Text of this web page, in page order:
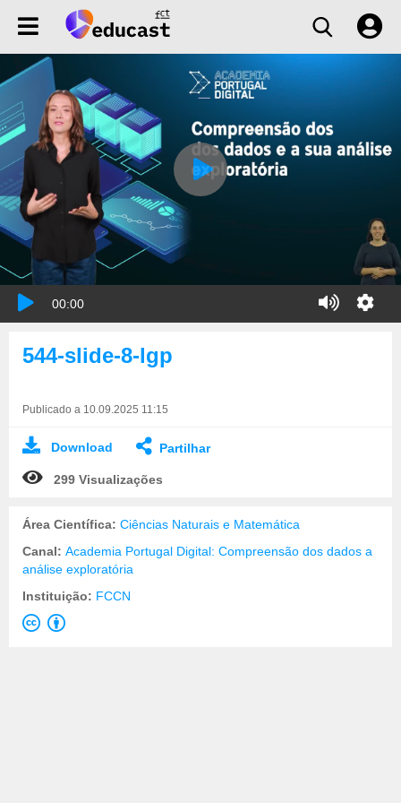
00:00
544-slide-8-lgp
Publicado a 10.09.2025 11:15
Download Partilhar
299 Visualizações
Área Científica: Ciências Naturais e Matemática
Canal: Academia Portugal Digital: Compreensão dos dados a
análise exploratória
Instituição: FCCN